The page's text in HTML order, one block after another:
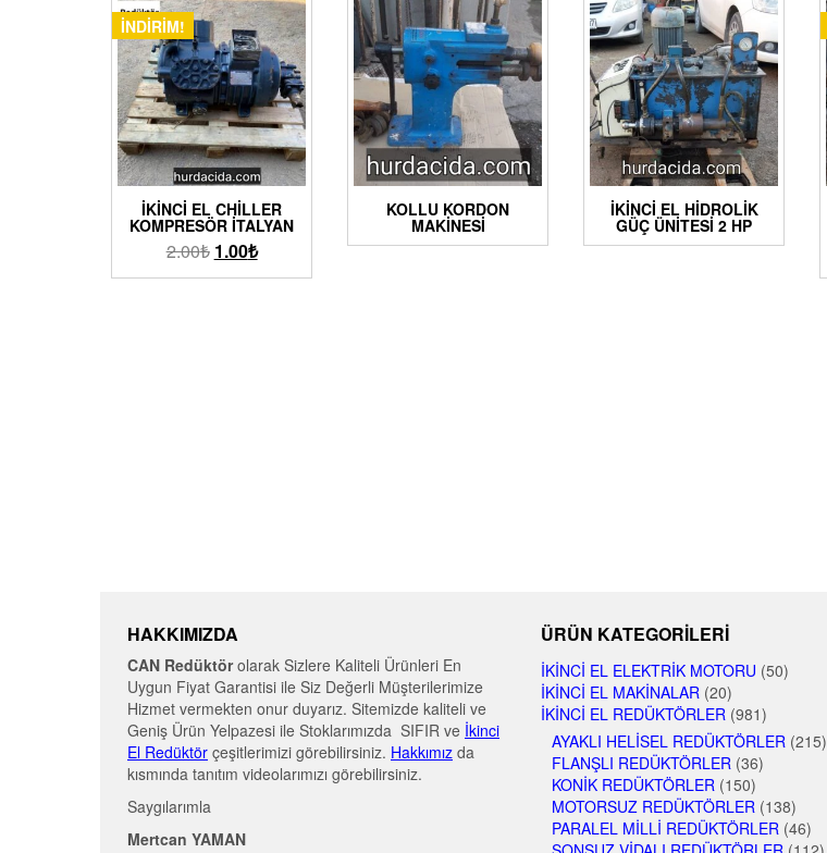
İNDIRIM!
İKINCI EL CHILLER
KOMPRESÖR İTALYAN
2.00₺ 1.00₺
KOLLU KORDON
MAKINESI
İKINCI EL HIDROLIK
GÜÇ ÜNITESI 2 HP
HAKKIMIZDA
CAN Redüktörolarak Sizlere Kaliteli Ürünleri En
Uygun Fiyat Garantisi ile Siz Değerli Müşterilerimize
Hizmet vermekten onur duyarız. Sitemizde kaliteli ve
Geniş Ürün Yelpazesi ile Stoklarımızda SIFIR ve İkinci
El Redüktör çeşitlerimizi görebilirsiniz. Hakkımız da
kısmında tanıtım videolarımızı görebilirsiniz.
Saygılarımla
Mertcan YAMAN
ÜRÜN KATEGORILERI
İKINCI EL ELEKTRIK MOTORU (50)
İKINCI EL MAKINALAR (20)
İKINCI EL REDÜKTÖRLER (981)
AYAKLI HELISEL REDÜKTÖRLER (215)
FLANŞLI REDÜKTÖRLER (36)
KONIK REDÜKTÖRLER (150)
MOTORSUZ REDÜKTÖRLER (138)
PARALEL MILLI REDÜKTÖRLER (46)